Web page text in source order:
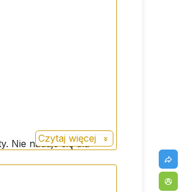
Nie nadaje się dla
Czytaj więcej